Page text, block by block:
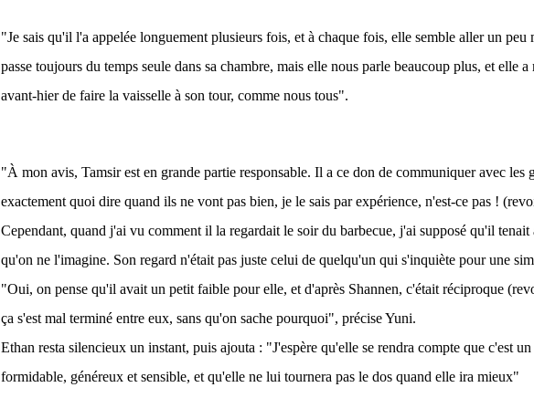
"Je sais qu'il l'a appelée longuement plusieurs fois, et à chaque fois, elle semble aller un peu
passe toujours du temps seule dans sa chambre, mais elle nous parle beaucoup plus, et elle a
avant-hier de faire la vaisselle à son tour, comme nous tous".
"À mon avis, Tamsir est en grande partie responsable. Il a ce don de communiquer avec les
exactement quoi dire quand ils ne vont pas bien, je le sais par expérience, n'est-ce pas !
Cependant, quand j'ai vu comment il la regardait le soir du barbecue, j'ai supposé qu'il tenait
qu'on ne l'imagine. Son regard n'était pas juste celui de quelqu'un qui s'inquiète pour une
"Oui, on pense qu'il avait un petit faible pour elle, et d'après Shannen, c'était réciproque
ça s'est mal terminé entre eux, sans qu'on sache pourquoi", précise Yuni.
Ethan resta silencieux un instant, puis ajouta : "J'espère qu'elle se rendra compte que c'est
formidable, généreux et sensible, et qu'elle ne lui tournera pas le dos quand elle ira mieux"